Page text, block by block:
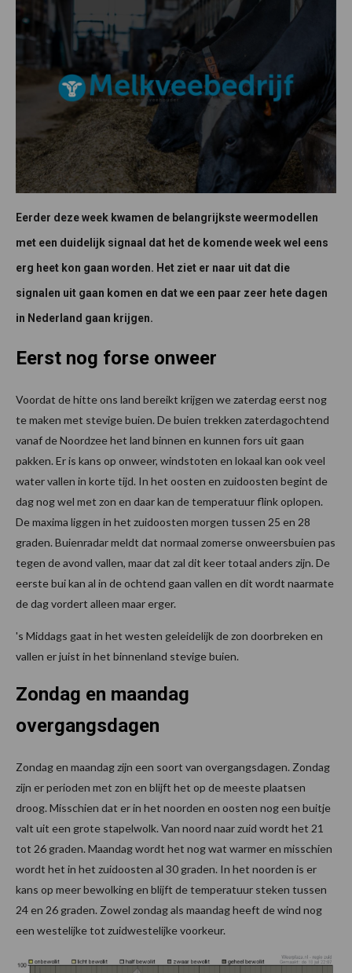
Eerder deze week kwamen de belangrijkste weermodellen
met een duidelijk signaal dat het de komende week wel eens
erg heet kon gaan worden. Het ziet er naar uit dat die
signalen uit gaan komen en dat we een paar zeer hete dagen
in Nederland gaan krijgen.
Eerst nog forse onweer
Voordat de hitte ons land bereikt krijgen we zaterdag eerst nog
te maken met stevige buien. De buien trekken zaterdagochtend
vanaf de Noordzee het land binnen en kunnen fors uit gaan
pakken. Er is kans op onweer, windstoten en lokaal kan ook veel
water vallen in korte tijd. In het oosten en zuidoosten begint de
dag nog wel met zon en daar kan de temperatuur flink oplopen.
De maxima liggen in het zuidoosten morgen tussen 25 en 28
graden. Buienradar meldt dat normaal zomerse onweersbuien pas
tegen de avond vallen, maar dat zal dit keer totaal anders zijn. De
eerste bui kan al in de ochtend gaan vallen en dit wordt naarmate
de dag vordert alleen maar erger.
's Middags gaat in het westen geleidelijk de zon doorbreken en
vallen er juist in het binnenland stevige buien.
Zondag en maandag
overgangsdagen
Zondag en maandag zijn een soort van overgangsdagen. Zondag
zijn er perioden met zon en blijft het op de meeste plaatsen
droog. Misschien dat er in het noorden en oosten nog een buitje
valt uit een grote stapelwolk. Van noord naar zuid wordt het 21
tot 26 graden. Maandag wordt het nog wat warmer en misschien
wordt het in het zuidoosten al 30 graden. In het noorden is er
kans op meer bewolking en blijft de temperatuur steken tussen
24 en 26 graden. Zowel zondag als maandag heeft de wind nog
een westelijke tot zuidwestelijke voorkeur.